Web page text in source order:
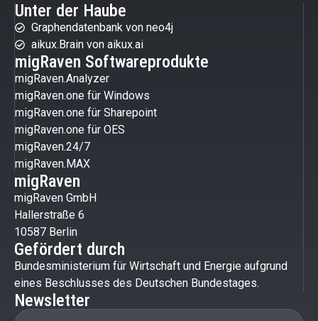
Unter der Haube
Graphendatenbank von neo4j
aikux.Brain von aikux.ai
migRaven Softwareprodukte
migRaven.Analyzer
migRaven.one für Windows
migRaven.one für Sharepoint
migRaven.one für OES
migRaven.24/7
migRaven.MAX
migRaven
migRaven GmbH
Hallerstraße 6
10587 Berlin
Gefördert durch
Bundesministerium für Wirtschaft und Energie aufgrund
eines Beschlusses des Deutschen Bundestages.
Newsletter